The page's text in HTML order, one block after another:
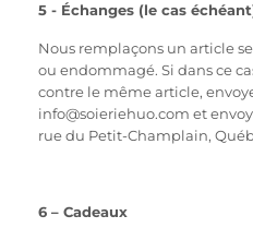
5 - Échanges (le cas
Nous remplaçons un article
ou endommagé. Si dans ce
contre le même article,
info@soieriehuo.com et
rue du Petit-Champlain,
6 – Cadeaux